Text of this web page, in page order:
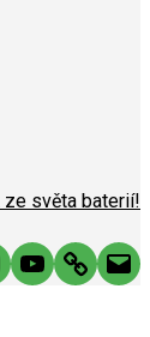
světa baterií!
YouTube
Link